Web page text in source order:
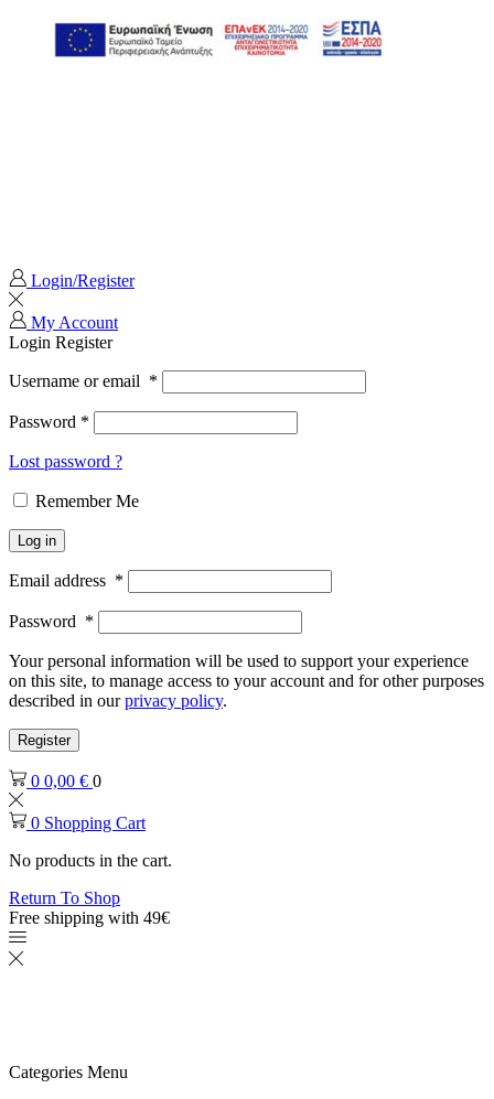
Login/Register
My Account
Login Register
Username or email *
Password *
Lost password ?
Remember Me
Log in
Email address *
Password *
Your personal information will be used to support your experience
on this site, to manage access to your account and for other purposes
described in ourprivacy policy.
Register
0 0,00 € 0
0 Shopping Cart
No products in the cart.
Return To Shop
Free shipping with 49€
Categories Menu